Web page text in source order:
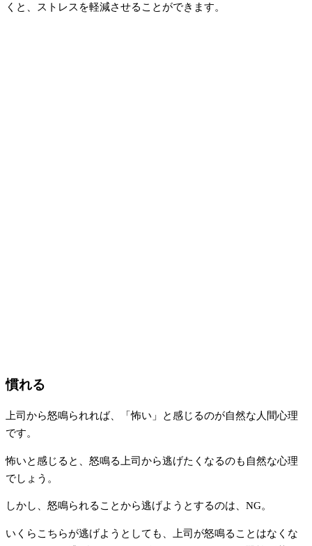
くと、ストレスを軽減させることができます。
慣れる
上司から怒鳴られれば、「怖い」と感じるのが自然な人間心理
です。
怖いと感じると、怒鳴る上司から逃げたくなるのも自然な心理
でしょう。
しかし、怒鳴られることから逃げようとするのは、NG。
いくらこちらが逃げようとしても、上司が怒鳴ることはなくな